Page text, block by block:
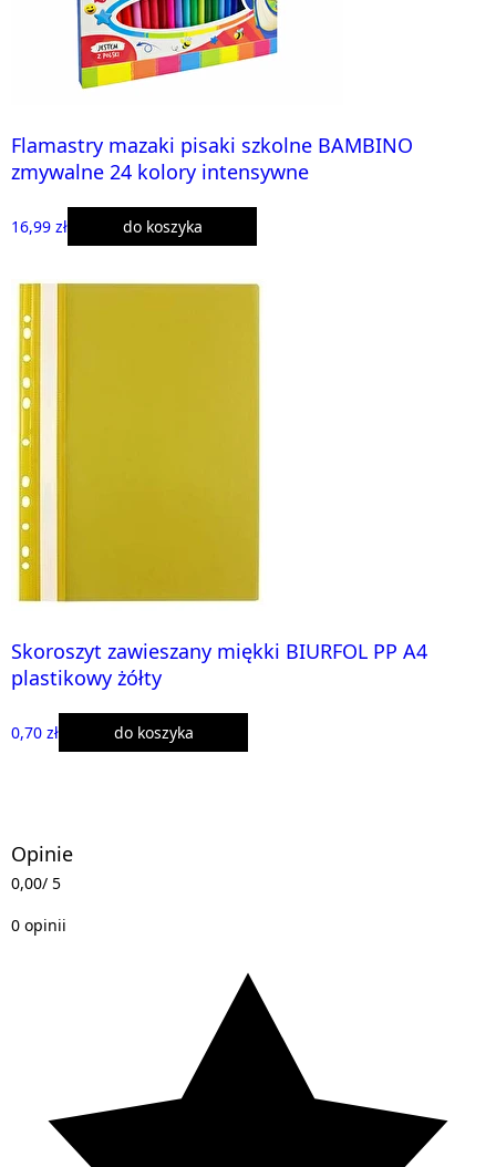
Flamastry mazaki pisaki szkolne BAMBINO
zmywalne 24 kolory intensywne
16,99 zł do koszyka
Skoroszyt zawieszany miękki BIURFOL PP A4
plastikowy żółty
0,70 zł do koszyka
Opinie
0,00/ 5
0 opinii